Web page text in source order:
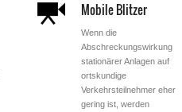
Mobile Blitzer
Wenn die
Abschreckungswirkung
stationärer Anlagen auf
ortskundige
Verkehrsteilnehmer eher
gering ist, werden